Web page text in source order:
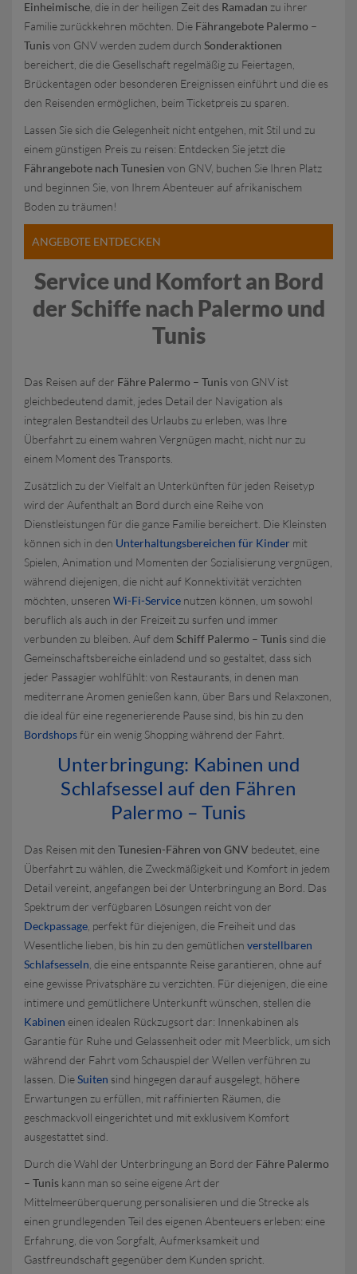
Einheimische , die in der heiligen Zeit des Ramadan zu ihrer
Familie zurückkehren möchten. Die Fährangebote Palermo –
Tunisvon GNV werden zudem durch Sonderaktionen
bereichert, die die Gesellschaft regelmäßig zu Feiertagen,
Brückentagen oder besonderen Ereignissen einführt und die es
den Reisenden ermöglichen, beim Ticketpreis zu sparen.
Lassen Sie sich die Gelegenheit nicht entgehen, mit Stil und zu
einem günstigen Preis zu reisen: Entdecken Sie jetzt die
Fährangebote nach Tunesien von GNV, buchen Sie Ihren Platz
und beginnen Sie, von Ihrem Abenteuer auf afrikanischem
Boden zu träumen!
ANGEBOTE ENTDECKEN
Service und Komfort an Bord
der Schiffe nach Palermo und
Tunis
Das Reisen auf der Fähre Palermo – Tunisvon GNV ist
gleichbedeutend damit, jedes Detail der Navigation als
integralen Bestandteil des Urlaubs zu erleben, was Ihre
Überfahrt zu einem wahren Vergnügen macht, nicht nur zu
einem Moment des Transports.
Zusätzlich zu der Vielfalt an Unterkünften für jeden Reisetyp
wird der Aufenthalt an Bord durch eine Reihe von
Dienstleistungen für die ganze Familie bereichert. Die Kleinsten
können sich in den Unterhaltungsbereichen für Kinder mit
Spielen, Animation und Momenten der Sozialisierung vergnügen,
während diejenigen, die nicht auf Konnektivität verzichten
möchten, unseren Wi-Fi-Service nutzen können, um sowohl
beruflich als auch in der Freizeit zu surfen und immer
verbunden zu bleiben. Auf dem Schiff Palermo – Tunis sind die
Gemeinschaftsbereiche einladend und so gestaltet, dass sich
jeder Passagier wohlfühlt: von Restaurants, in denen man
mediterrane Aromen genießen kann, über Bars und Relaxzonen,
die ideal für eine regenerierende Pause sind, bis hin zu den
Bordshopsfür ein wenig Shopping während der Fahrt.
Unterbringung: Kabinen und
Schlafsessel auf den Fähren
Palermo – Tunis
Das Reisen mit den Tunesien-Fähren von GNV bedeutet, eine
Überfahrt zu wählen, die Zweckmäßigkeit und Komfort in jedem
Detail vereint, angefangen bei der Unterbringung an Bord. Das
Spektrum der verfügbaren Lösungen reicht von der
Deckpassage , perfekt für diejenigen, die Freiheit und das
Wesentliche lieben, bis hin zu den gemütlichen verstellbaren
Schlafsesseln , die eine entspannte Reise garantieren, ohne auf
eine gewisse Privatsphäre zu verzichten. Für diejenigen, die eine
intimere und gemütlichere Unterkunft wünschen, stellen die
Kabinen einen idealen Rückzugsort dar: Innenkabinen als
Garantie für Ruhe und Gelassenheit oder mit Meerblick, um sich
während der Fahrt vom Schauspiel der Wellen verführen zu
lassen. DieSuiten sind hingegen darauf ausgelegt, höhere
Erwartungen zu erfüllen, mit raffinierten Räumen, die
geschmackvoll eingerichtet und mit exklusivem Komfort
ausgestattet sind.
Durch die Wahl der Unterbringung an Bord der Fähre Palermo
– Tunis kann man so seine eigene Art der
Mittelmeerüberquerung personalisieren und die Strecke als
einen grundlegenden Teil des eigenen Abenteuers erleben: eine
Erfahrung, die von Sorgfalt, Aufmerksamkeit und
Gastfreundschaft gegenüber dem Kunden spricht.